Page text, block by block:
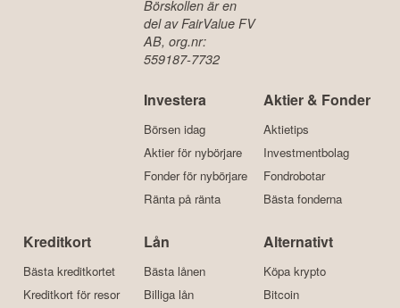
Börskollen är en
del av FairValue FV
AB, org.nr:
559187-7732
Investera
Börsen idag
Aktier för nybörjare
Fonder för nybörjare
Ränta på ränta
Aktier & Fonder
Aktietips
Investmentbolag
Fondrobotar
Bästa fonderna
Kreditkort
Bästa kreditkortet
Kreditkort för resor
Lån
Bästa lånen
Billiga lån
Alternativt
Köpa krypto
Bitcoin